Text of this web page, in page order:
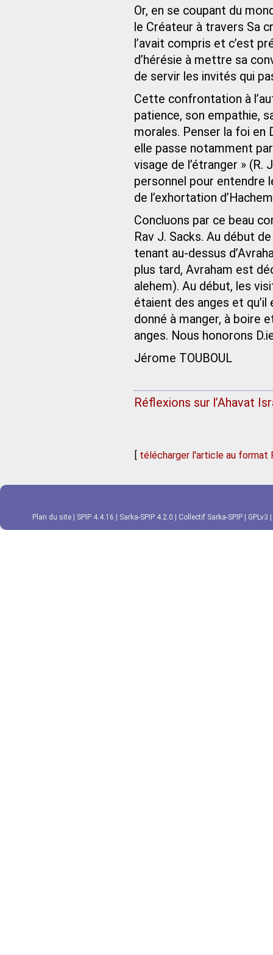
Or, en se coupant du
le Créateur à travers Sa
l’avait compris et c’est
d’hérésie à mettre sa
de servir les invités qui
Cette confrontation à
patience, son empathie,
morales. Penser la foi en
elle passe notamment
visage de l’étranger »
personnel pour entendre
de l’exhortation
Concluons par ce beau
Rav J. Sacks. Au début
tenant au-dessus
plus tard, Avraham est
alehem). Au début, les
étaient des anges et qu’il
donné à manger, à boire
anges. Nous honorons
Jérome TOUBOUL
Réflexions sur l’Ahavat
[ télécharger l'article au format
Plan du site SPIP 4.4.16 Sarka-SPIP 4.2.0 Collectif Sarka-SPIP GPLv3